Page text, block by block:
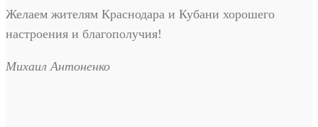
Желаем жителям Краснодара и Кубани хорошего
настроения и благополучия!
Михаил Антоненко